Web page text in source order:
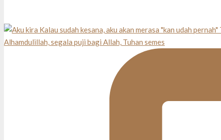
Alhamdulillah, segala puji bagi Allah, Tuhan semes